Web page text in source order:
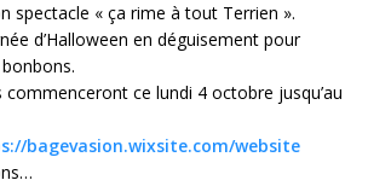
spectacle « ça rime à tout Terrien ».
d’Halloween en déguisement pour
commenceront ce lundi 4 octobre jusqu’au
bagevasion.wixsite.com/website